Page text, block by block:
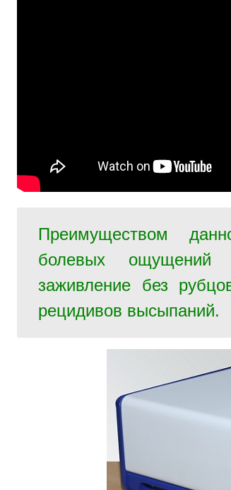
Преимуществом
болевых ощущений
заживление без
рецидивов высыпаний.